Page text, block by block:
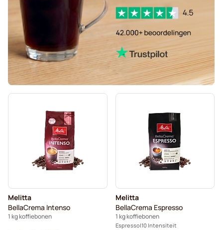
Melitta
BellaCrema Intenso
1 kg koffiebonen
Melitta
BellaCrema Espresso
1 kg koffiebonen
Espresso 10 Intensiteit